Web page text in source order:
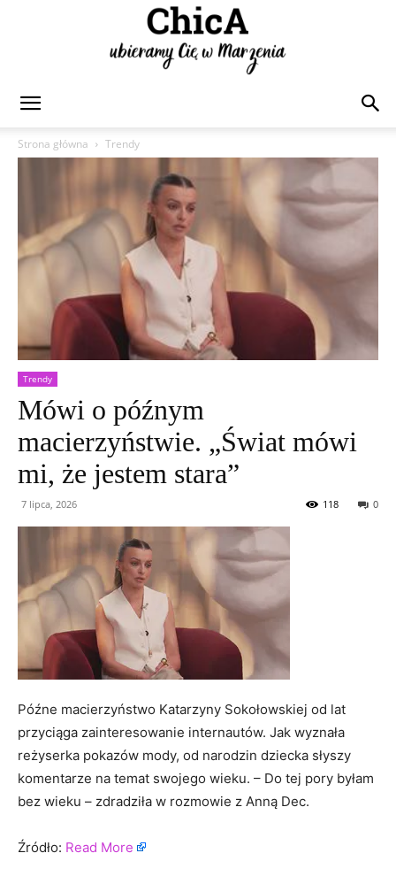
Strona główna
Trendy
Trendy
Mówi o późnym
macierzyństwie. „Świat mówi
mi, że jestem stara”
7 lipca, 2026 0
118
Późne macierzyństwo Katarzyny Sokołowskiej od lat
przyciąga zainteresowanie internautów. Jak wyznała
reżyserka pokazów mody, od narodzin dziecka słyszy
komentarze na temat swojego wieku. – Do tej pory byłam
bez wieku – zdradziła w rozmowie z Anną Dec.
Źródło: Read More